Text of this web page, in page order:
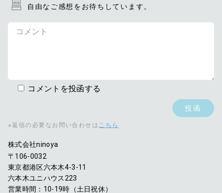
自由なご感想をお待ちしています。
コメントを投函する
※返信の必要なお問い合わせは こちら
株式会社ninoya
〒106-0032
東京都港区六本木4-3-11
六本木ユニハウス223
営業時間：10-19時（土日祝休）